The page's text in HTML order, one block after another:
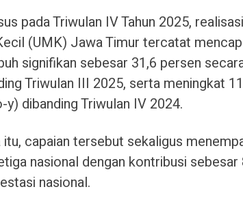
pada Triwulan IV Tahun 2025,
(UMK) Jawa Timur tercatat
signifikan sebesar 31,6 persen
Triwulan III 2025, serta meningkat
y) dibanding Triwulan IV 2024.
itu, capaian tersebut sekaligus
nasional dengan kontribusi
nasional.